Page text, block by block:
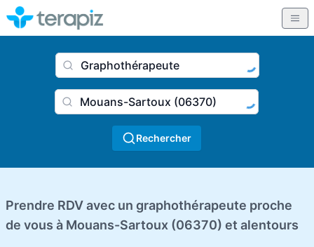
Nom du praticien, profession
Ville
Rechercher
Prendre RDV avec un graphothérapeute proche
de vous à Mouans-Sartoux (06370) et alentours